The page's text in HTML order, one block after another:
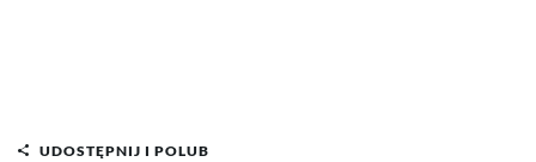
UDOSTĘPNIJ I POLUB